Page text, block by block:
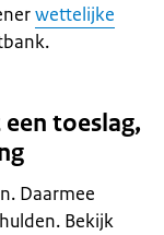
wettelijke
toeslag,
Daarmee
Bekijk